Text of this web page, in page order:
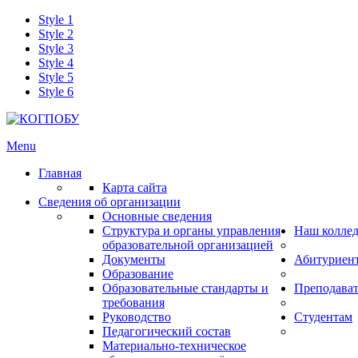
Style 1
Style 2
Style 3
Style 4
Style 5
Style 6
Menu
Главная
Карта сайта
Сведения об организации
Основные сведения
Структура и органы управления
образовательной организацией
Документы
Образование
Образовательные стандарты и
требования
Руководство
Педагогический состав
Материально-техническое
Наш
Студентам